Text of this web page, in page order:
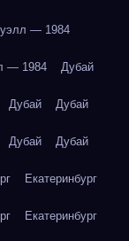
— 1984
— 1984 Дубай
Дубай Дубай
Дубай Дубай
Екатеринбург
Екатеринбург